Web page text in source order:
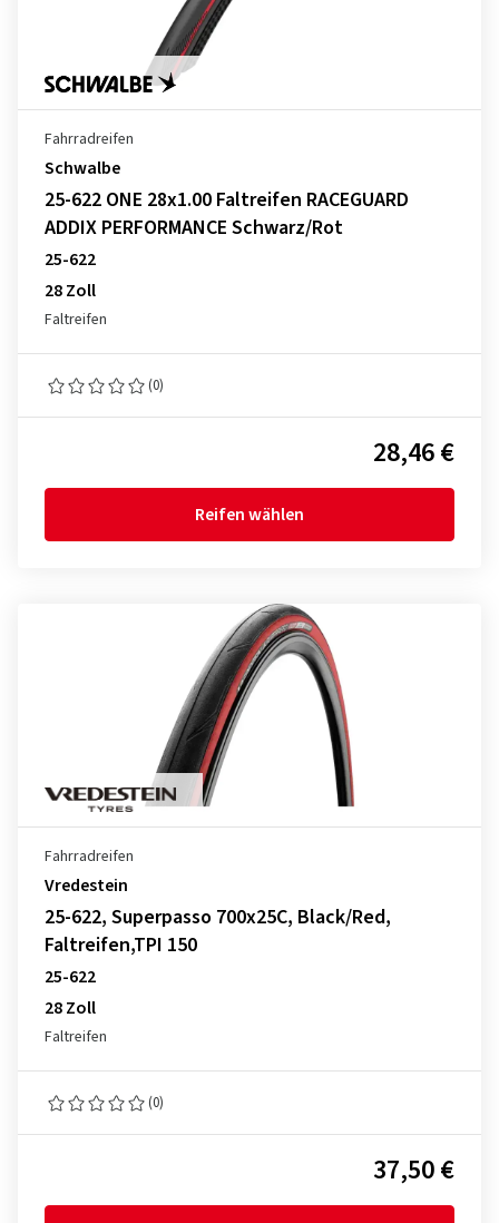
Fahrradreifen
Schwalbe
25-622 ONE 28x1.00 Faltreifen RACEGUARD
ADDIX PERFORMANCE Schwarz/Rot
25-622
28 Zoll
Faltreifen
(0)
28,46 €
Reifen wählen
Fahrradreifen
Vredestein
25-622, Superpasso 700x25C, Black/Red,
Faltreifen,TPI 150
25-622
28 Zoll
Faltreifen
(0)
37,50 €